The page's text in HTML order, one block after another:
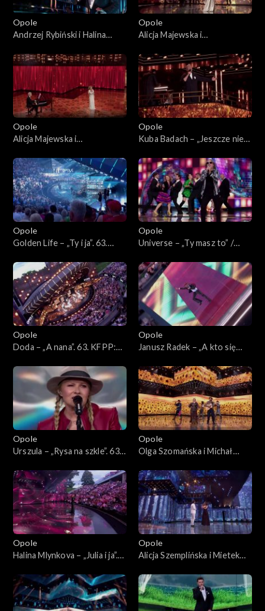
Opole
Andrzej Rybiński i Halina
63. KFPP: Koncert
„Autobiografia. Jubileusz
Bogdana Olewicza”
Opole
Alicja Majewska i
przekór wszystkim będę
spać”. 63. KFPP: Koncert
„Autobiografia. Jubileusz
Bogdana Olewicza”
Opole
Alicja Majewska i
„Pamiętam Ciebie z tamtych
lat”. 63. KFPP: Koncert
„Autobiografia. Jubileusz
Bogdana Olewicza”
Opole
Kuba Badach – „Jeszcze nie
„Autobiografia. Jubileusz
Bogdana Olewicza”
Opole
Golden Life – „Ty i ja”. 63.
„Autobiografia. Jubileusz
Bogdana Olewicza”
Opole
Universe – „Ty masz to” /
Koncert „Autobiografia.
Jubileusz Bogdana Olewicza”
Opole
Doda – „A nana”. 63. KFPP:
Jubileusz Bogdana Olewicza”
Opole
Janusz Radek – „A kto się
Koncert „Autobiografia.
Jubileusz Bogdana Olewicza”
Opole
Urszula – „Rysa na szkle”. 63.
„Autobiografia. Jubileusz
Bogdana Olewicza”
Opole
Olga Szomańska i Michał
63. KFPP: Koncert
„Autobiografia. Jubileusz
Bogdana Olewicza”
Opole
Halina Mlynkova – „Julia i ja”.
„Autobiografia. Jubileusz
Bogdana Olewicza”
Opole
Alicja Szemplińska i Mietek
marzenie”. 63. KFPP:
Koncert „Autobiografia.
Jubileusz Bogdana Olewicza”